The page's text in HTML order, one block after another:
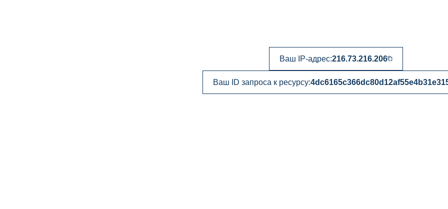
Ваш IP-адрес:216.73.216.206
Ваш ID запроса к ресурсу: